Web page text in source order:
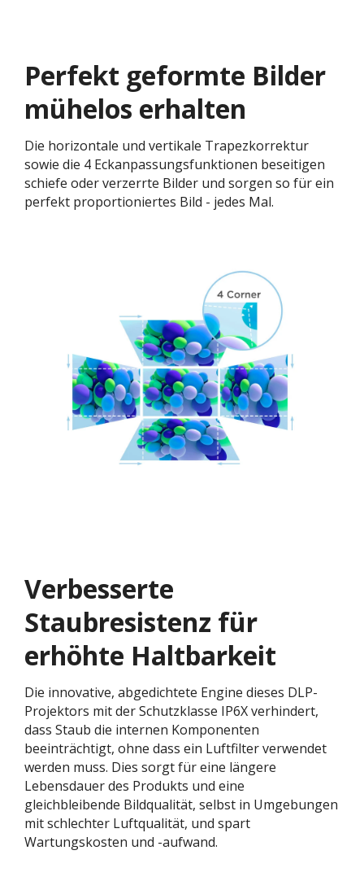
Perfekt geformte Bilder
mühelos erhalten
Die horizontale und vertikale Trapezkorrektur
sowie die 4 Eckanpassungsfunktionen beseitigen
schiefe oder verzerrte Bilder und sorgen so für ein
perfekt proportioniertes Bild - jedes Mal.
Verbesserte
Staubresistenz für
erhöhte Haltbarkeit
Die innovative, abgedichtete Engine dieses DLP-
Projektors mit der Schutzklasse IP6X verhindert,
dass Staub die internen Komponenten
beeinträchtigt, ohne dass ein Luftfilter verwendet
werden muss. Dies sorgt für eine längere
Lebensdauer des Produkts und eine
gleichbleibende Bildqualität, selbst in Umgebungen
mit schlechter Luftqualität, und spart
Wartungskosten und -aufwand.